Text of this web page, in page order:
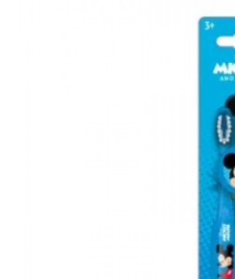
Suplimente alimentare copii